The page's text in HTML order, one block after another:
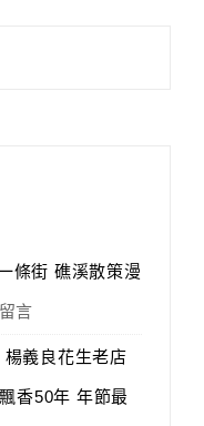
條街 礁溪散策漫
言
楊義良花生老店
香50年 年節最